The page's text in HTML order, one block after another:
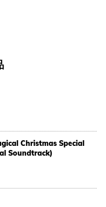
Christmas Special
Soundtrack)